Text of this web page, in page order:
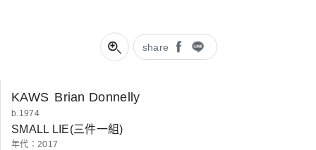
share
KAWS Brian Donnelly
b.1974
SMALL LIE(三件一組)
年代：2017